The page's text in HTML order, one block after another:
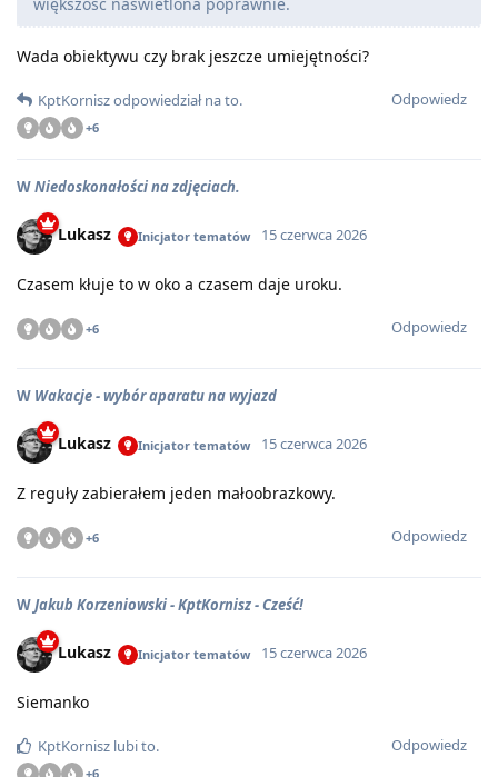
Wada obiektywu czy brak jeszcze umiejętności?
Odpowiedz
KptKorniszodpowiedział na to.
+6
WNiedoskonałości na zdjęciach.
Lukasz Inicjator tematów 15 czerwca 2026
Czasem kłuje to w oko a czasem daje uroku.
Odpowiedz
+6
W Wakacje - wybór aparatu na wyjazd
Lukasz Inicjator tematów 15 czerwca 2026
Z reguły zabierałem jeden małoobrazkowy.
Odpowiedz
+6
WJakub Korzeniowski - KptKornisz - Cześć!
Lukasz Inicjator tematów 15 czerwca 2026
Siemanko
Odpowiedz
KptKornisz lubi to.
+6